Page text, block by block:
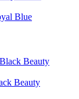
Blue
Beauty